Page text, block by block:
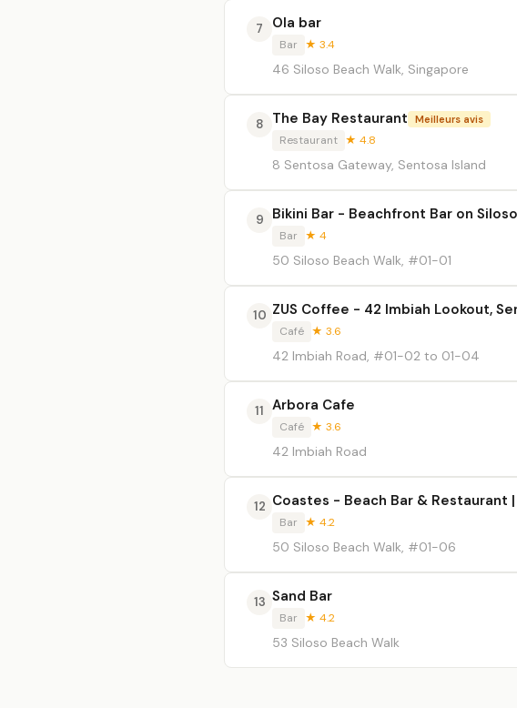
7 Ola bar
Bar ★ 3.4
46 Siloso Beach Walk, Singapore
8 The Bay Restaurant Meilleurs avis
Restaurant ★ 4.8
8 Sentosa Gateway, Sentosa Island
9 Bikini Bar - Beachfront Bar on
Bar ★ 4
50 Siloso Beach Walk, #01-01
10 ZUS Coffee - 42 Imbiah Lookout,
Café ★ 3.6
42 Imbiah Road, #01-02 to 01-04
11 Arbora Cafe
Café ★ 3.6
42 Imbiah Road
12 Coastes - Beach Bar & Restaurant
Bar ★ 4.2
50 Siloso Beach Walk, #01-06
13 Sand Bar
Bar ★ 4.2
53 Siloso Beach Walk